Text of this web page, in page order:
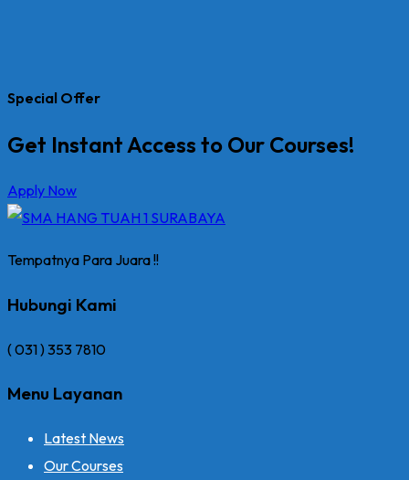
Special Offer
Get Instant Access to Our Courses!
Apply Now
Tempatnya Para Juara !!
Hubungi Kami
( 031 ) 353 7810
Menu Layanan
Latest News
Our Courses